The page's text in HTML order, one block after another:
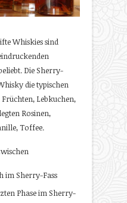
Whiskies sind
Die Sherry-
die typischen
Lebkuchen,
Rosinen,
Toffee.
im Sherry-Fass
Phase im Sherry-